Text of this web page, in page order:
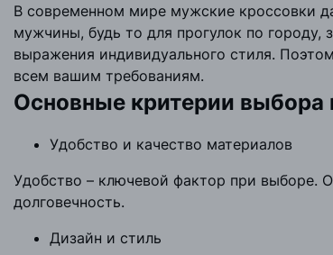
В современном мире мужские кроссовки
мужчины, будь то для прогулок по
выражения индивидуального стиля.
всем вашим требованиям.
Основные критерии
Удобство и качество материалов
Удобство – ключевой фактор при выборе.
долговечность.
Дизайн и стиль